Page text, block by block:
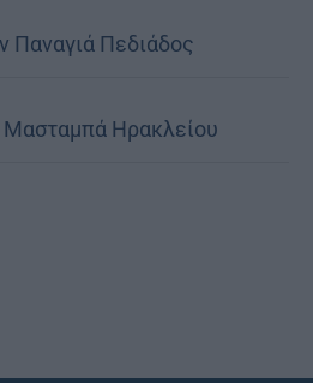
Παναγιά Πεδιάδος
Μασταμπά Ηρακλείου